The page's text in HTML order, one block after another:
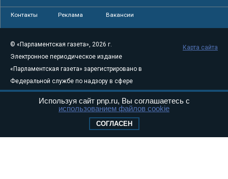
Контакты Реклама Вакансии
© «Парламентская газета», 2026 г.
Электронное периодическое издание
«Парламентская газета» зарегистрировано в
Федеральной службе по надзору в сфере
связи, информационных технологий и
массовых коммуникаций (Роскомнадзор) 05
Свидетельство о регистрации Эл № ФС77-
Карта сайта
Используя сайт pnp.ru, Вы соглашаетесь с
использованием файлов cookie
СОГЛАСЕН